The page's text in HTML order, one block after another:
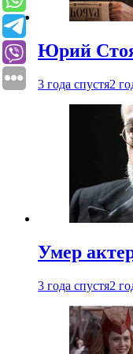
Юрий
3 года спустя2
Умер
3 года спустя2